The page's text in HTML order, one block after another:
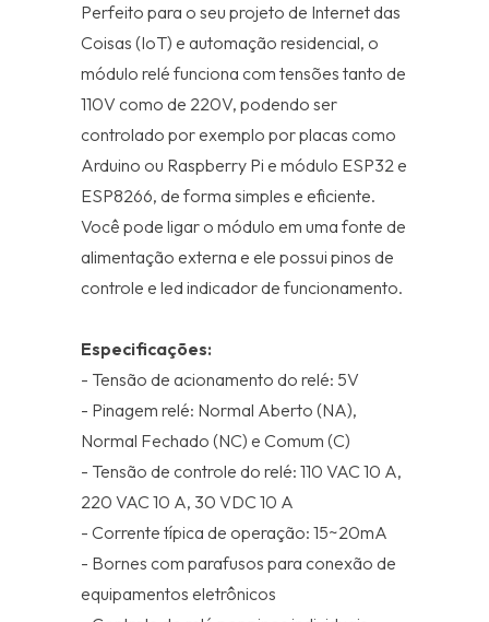
Perfeito para o seu projeto de Internet das
Coisas (IoT) e automação residencial, o
módulo relé funciona com tensões tanto de
110V como de 220V, podendo ser
controlado por exemplo por placas como
Arduino ou Raspberry Pi e módulo ESP32 e
ESP8266, de forma simples e eficiente.
Você pode ligar o módulo em uma fonte de
alimentação externa e ele possui pinos de
controle e led indicador de funcionamento.
Especificações:
- Tensão de acionamento do relé: 5V
- Pinagem relé: Normal Aberto (NA),
Normal Fechado (NC) e Comum (C)
- Tensão de controle do relé: 110 VAC 10 A,
220 VAC 10 A, 30 VDC 10 A
- Corrente típica de operação: 15~20mA
- Bornes com parafusos para conexão de
equipamentos eletrônicos